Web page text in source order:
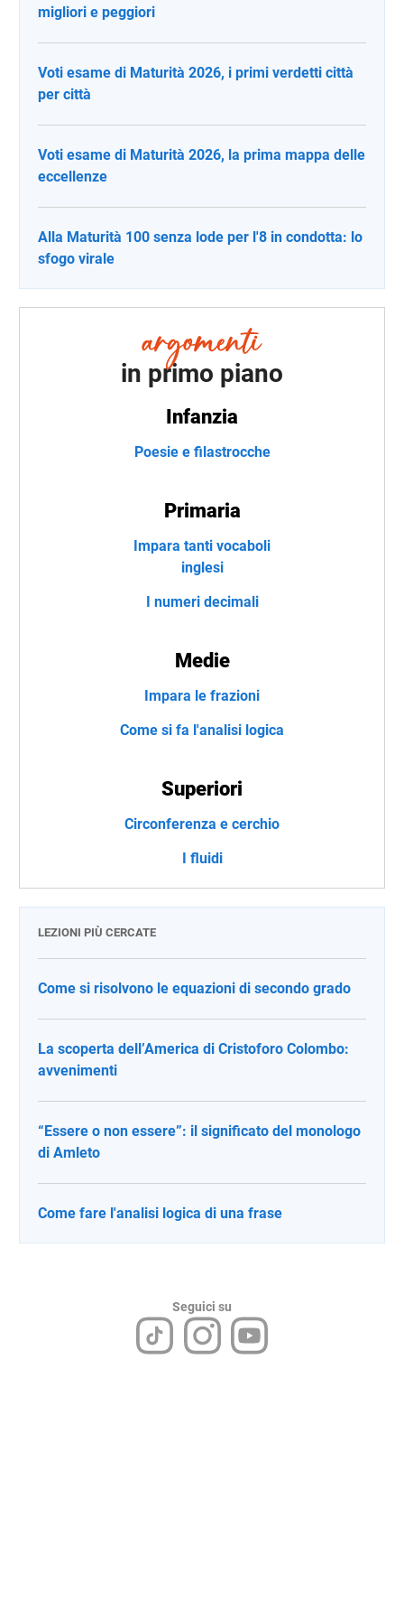
migliori e peggiori
Voti esame di Maturità 2026, i primi verdetti città
per città
Voti esame di Maturità 2026, la prima mappa delle
eccellenze
Alla Maturità 100 senza lode per l'8 in condotta: lo
sfogo virale
in primo piano
Infanzia
Poesie e filastrocche
Primaria
Impara tanti vocaboli
inglesi
I numeri decimali
Medie
Impara le frazioni
Come si fa l'analisi logica
Superiori
Circonferenza e cerchio
I fluidi
LEZIONI PIÙ CERCATE
Come si risolvono le equazioni di secondo grado
La scoperta dell’America di Cristoforo Colombo:
avvenimenti
“Essere o non essere”: il significato del monologo
di Amleto
Come fare l'analisi logica di una frase
Seguici su